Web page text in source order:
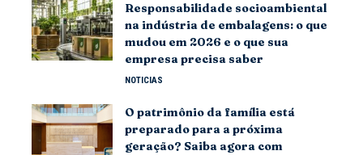
Responsabilidade socioambiental
na indústria de embalagens: o que
mudou em 2026 e o que sua
empresa precisa saber
NOTICIAS
O patrimônio da família está
preparado para a próxima
geração? Saiba agora com